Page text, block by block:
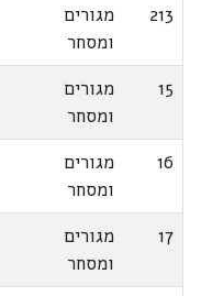
213
מגורים
ומסחר
15
מגורים
ומסחר
16
מגורים
ומסחר
17
מגורים
ומסחר